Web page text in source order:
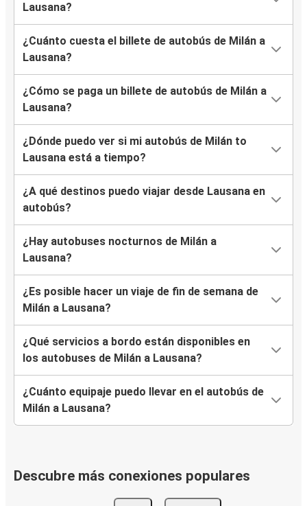
Lausana?
¿Cuánto cuesta el billete de autobús de Milán a
Lausana?
¿Cómo se paga un billete de autobús de Milán a
Lausana?
¿Dónde puedo ver si mi autobús de Milán to
Lausana está a tiempo?
¿A qué destinos puedo viajar desde Lausana en
autobús?
¿Hay autobuses nocturnos de Milán a
Lausana?
¿Es posible hacer un viaje de fin de semana de
Milán a Lausana?
¿Qué servicios a bordo están disponibles en
los autobuses de Milán a Lausana?
¿Cuánto equipaje puedo llevar en el autobús de
Milán a Lausana?
Descubre más conexiones populares